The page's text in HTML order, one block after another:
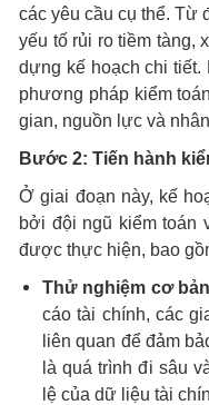
các yêu cầu cụ thể. Từ
yếu tố rủi ro tiềm tàng,
dựng kế hoạch chi tiết.
phương pháp kiểm
gian, nguồn lực và
Bước 2: Tiến hành
Ở giai đoạn này, kế
bởi đội ngũ kiểm toán
được thực hiện, bao
Thử nghiệm cơ
cáo tài chính, các
liên quan để đảm
là quá trình đi sâu
lệ của dữ liệu tài